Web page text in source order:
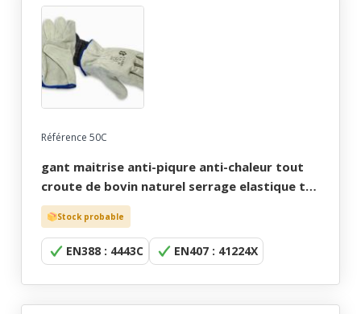
Référence 50C
gant maitrise anti-piqure anti-chaleur tout
croute de bovin naturel serrage elastique t6
a 11
Stock probable
EN388 : 4443C EN407 : 41224X